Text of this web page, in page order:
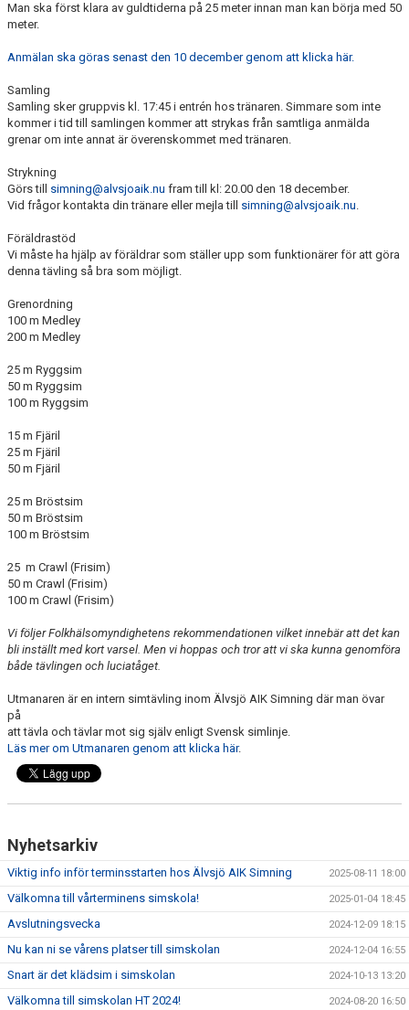
Man ska först klara av guldtiderna på 25 meter innan man kan börja med 50
meter.
Anmälan ska göras senast den 10 december genom att klicka här.
Samling
Samling sker gruppvis kl. 17:45 i entrén hos tränaren. Simmare som inte
kommer i tid till samlingen kommer att strykas från samtliga anmälda
grenar om inte annat är överenskommet med tränaren.
Strykning
Görs till simning@alvsjoaik.nu fram till kl: 20.00 den 18 december.
Vid frågor kontakta din tränare eller mejla till simning@alvsjoaik.nu.
Föräldrastöd
Vi måste ha hjälp av föräldrar som ställer upp som funktionärer för att göra
denna tävling så bra som möjligt.
Grenordning
100 m Medley
200 m Medley
25 m Ryggsim
50 m Ryggsim
100 m Ryggsim
15 m Fjäril
25 m Fjäril
50 m Fjäril
25 m Bröstsim
50 m Bröstsim
100 m Bröstsim
25 m Crawl (Frisim)
50 m Crawl (Frisim)
100 m Crawl (Frisim)
Vi följer Folkhälsomyndighetens rekommendationen vilket innebär att det kan
bli inställt med kort varsel. Men vi hoppas och tror att vi ska kunna genomföra
både tävlingen och luciatåget.
Utmanaren är en intern simtävling inom Älvsjö AIK Simning där man övar
på
att tävla och tävlar mot sig själv enligt Svensk simlinje.
Läs mer om Utmanaren genom att klicka här.
Nyhetsarkiv
Viktig info inför terminsstarten hos Älvsjö AIK Simning 2025-08-11 18:00
Välkomna till vårterminens simskola! 2025-01-04 18:45
Avslutningsvecka 2024-12-09 18:15
Nu kan ni se vårens platser till simskolan 2024-12-04 16:55
Snart är det klädsim i simskolan 2024-10-13 13:20
Välkomna till simskolan HT 2024! 2024-08-20 16:50